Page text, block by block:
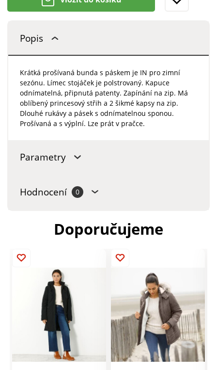
Popis
Krátká prošívaná bunda s páskem je IN pro zimní
sezónu. Límec stojáček je polstrovaný. Kapuce
odnímatelná, připnutá patenty. Zapínání na zip. Má
oblíbený princesový střih a 2 šikmé kapsy na zip.
Dlouhé rukávy a pásek s odnímatelnou sponou.
Prošívaná a s výplní. Lze prát v pračce.
Parametry
Hodnocení 0
Doporučujeme